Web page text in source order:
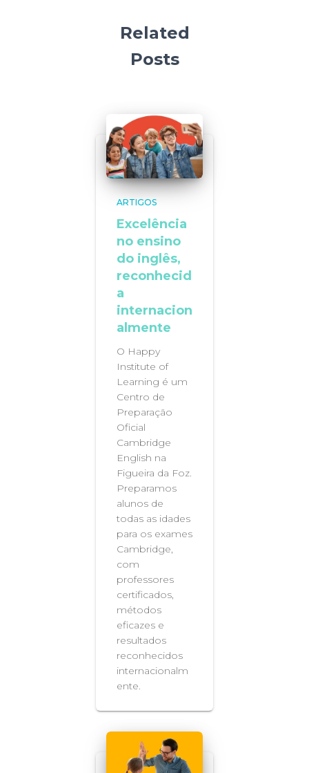
Related
Posts
ARTIGOS
Excelência
no ensino
do inglês,
reconhecid
a
internacion
almente
O Happy
Institute of
Learning é um
Centro de
Preparação
Oficial
Cambridge
English na
Figueira da Foz.
Preparamos
alunos de
todas as idades
para os exames
Cambridge,
com
professores
certificados,
métodos
eficazes e
resultados
reconhecidos
internacionalm
ente.